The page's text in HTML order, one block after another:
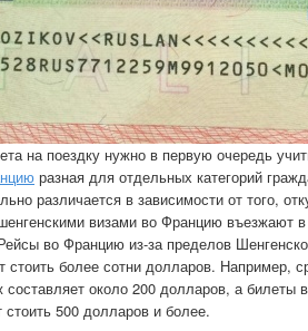
на поездку нужно в первую очередь
разная для отдельных категорий
различается в зависимости от того,
визами во Францию ​​въезжают в
во Францию ​​из-за пределов
стоить более сотни долларов. Например,
составляет около 200 долларов, а билеты
500 долларов и более.